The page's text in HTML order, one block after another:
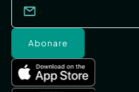
Abonare